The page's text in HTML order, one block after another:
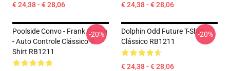
€ 24,38 - € 28,06 € 24,38 - € 28,06
Poolside Convo - Frank Ocean
- Auto Controle Clássico T-
Shirt RB1211
-20%
Dolphin Odd Future T-Shirt
Clássico RB1211
€ 24,38 - € 28,06
-20%